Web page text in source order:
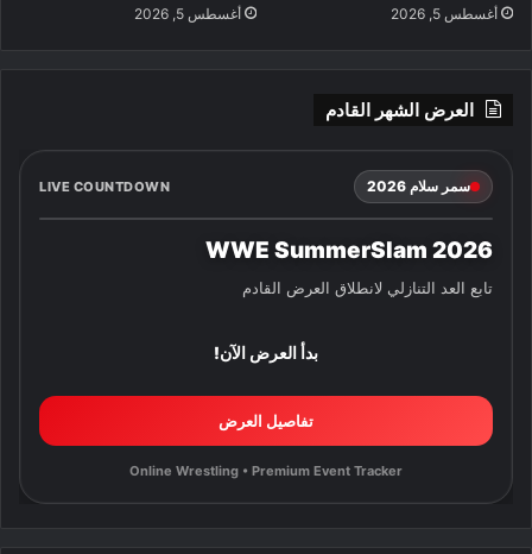
أغسطس 5, 2026 أغسطس 5, 2026
العرض الشهر القادم
سمر سلام 2026 LIVE COUNTDOWN
WWE SummerSlam 2026
تابع العد التنازلي لانطلاق العرض القادم
بدأ العرض الآن!
تفاصيل العرض
Online Wrestling • Premium Event Tracker